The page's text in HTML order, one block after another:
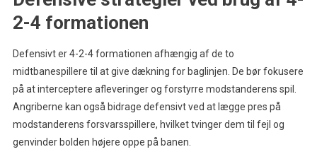
2-4 formationen
Defensivt er 4-2-4 formationen afhængig af de to
midtbanespillere til at give dækning for baglinjen. De bør fokusere
på at interceptere afleveringer og forstyrre modstanderens spil.
Angriberne kan også bidrage defensivt ved at lægge pres på
modstanderens forsvarsspillere, hvilket tvinger dem til fejl og
genvinder bolden højere oppe på banen.